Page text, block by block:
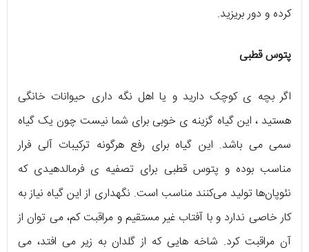
کرده و دور بریزید.
پتوس قطبی
اگر بچه ی کوچک دارید و یا اهل نگه داری حیوانات خانگی
هستید ، این گیاه گزینه ی خوبی برای شما نیست چون یک گیاه
سمی می باشد. این گیاه برای رفع هرگونه ترکیبات آلی فرار
مناسب بوده و پتوس قطبی برای تصفیه ی فرمالدهیدی که
نئوپان‌ها تولید می‌کنند مناسب است. نگهداری از این گیاه نیاز به
کار خاصی ندارد و با آفتاب غیر مستقیم و مراقبت کم، می توان از
آن مراقبت کرد. شاخه هایی که از گلدان به زیر می افتد، می